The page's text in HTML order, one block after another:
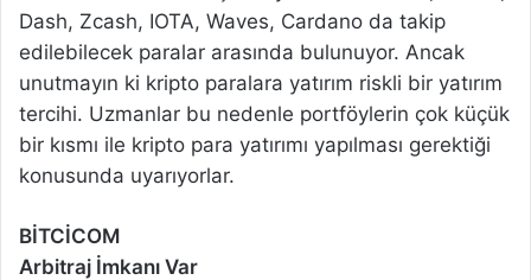
Dash, Zcash, IOTA, Waves, Cardano da takip
edilebilecek paralar arasında bulunuyor. Ancak
unutmayın ki kripto paralara yatırım riskli bir yatırım
tercihi. Uzmanlar bu nedenle portföylerin çok küçük
bir kısmı ile kripto para yatırımı yapılması gerektiği
konusunda uyarıyorlar.
BİTCİCOM
Arbitraj İmkanı Var